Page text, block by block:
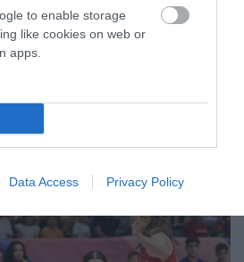
to enable storage
like cookies on web or
apps.
Data Access Privacy Policy
μέρος, μεταξύ άλλων, σε δύο